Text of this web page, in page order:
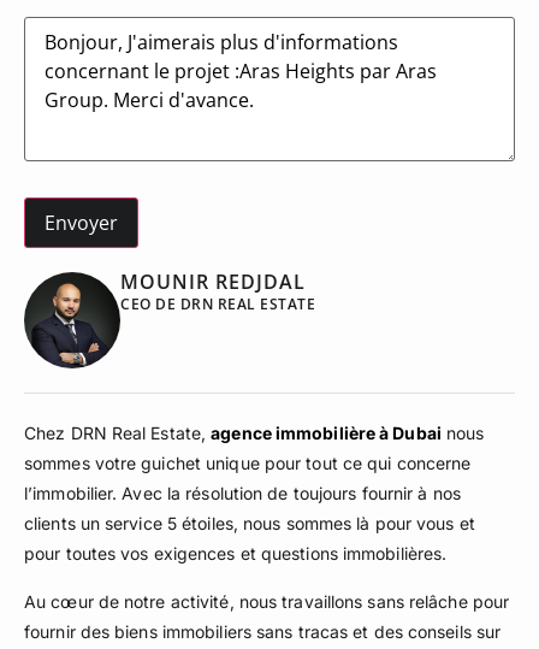
MOUNIR REDJDAL
CEO DE DRN REAL ESTATE
Chez DRN Real Estate,agence immobilière à Dubai nous
sommes votre guichet unique pour tout ce qui concerne
l’immobilier. Avec la résolution de toujours fournir à nos
clients un service 5 étoiles, nous sommes là pour vous et
pour toutes vos exigences et questions immobilières.
Au cœur de notre activité, nous travaillons sans relâche pour
fournir des biens immobiliers sans tracas et des conseils sur
Message